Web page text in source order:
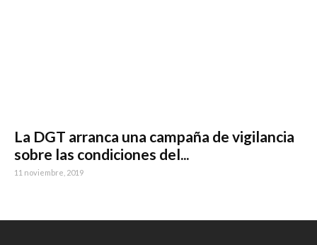
La DGT arranca una campaña de vigilancia
sobre las condiciones del...
11 noviembre, 2019